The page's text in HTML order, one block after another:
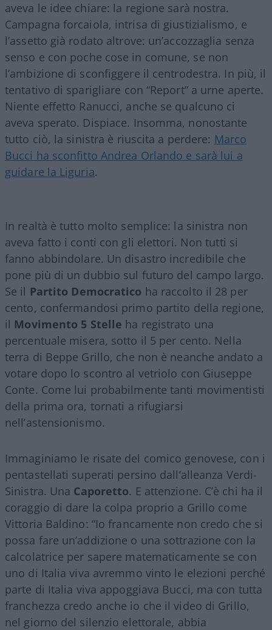
aveva le idee chiare: la regione sarà nostra.
Campagna forcaiola, intrisa di giustizialismo, e
l’assetto già rodato altrove: un’accozzaglia senza
senso e con poche cose in comune, se non
l’ambizione di sconfiggere il centrodestra. In più, il
tentativo di sparigliare con “Report” a urne aperte.
Niente effetto Ranucci, anche se qualcuno ci
aveva sperato. Dispiace. Insomma, nonostante
tutto ciò, la sinistra è riuscita a perdere: Marco
Bucci ha sconfitto Andrea Orlando e sarà lui a
guidare la Liguria.
In realtà è tutto molto semplice: la sinistra non
aveva fatto i conti con gli elettori. Non tutti si
fanno abbindolare. Un disastro incredibile che
pone più di un dubbio sul futuro del campo largo.
Se il Partito Democratico ha raccolto il 28 per
cento, confermandosi primo partito della regione,
il Movimento 5 Stelle ha registrato una
percentuale misera, sotto il 5 per cento. Nella
terra di Beppe Grillo, che non è neanche andato a
votare dopo lo scontro al vetriolo con Giuseppe
Conte. Come lui probabilmente tanti movimentisti
della prima ora, tornati a rifugiarsi
nell’astensionismo.
Immaginiamo le risate del comico genovese, con i
pentastellati superati persino dall’alleanza Verdi-
Sinistra. Una Caporetto. E attenzione. C’è chi ha il
coraggio di dare la colpa proprio a Grillo come
Vittoria Baldino: “Io francamente non credo che si
possa fare un’addizione o una sottrazione con la
calcolatrice per sapere matematicamente se con
uno di Italia viva avremmo vinto le elezioni perché
parte di Italia viva appoggiava Bucci, ma con tutta
franchezza credo anche io che il video di Grillo,
nel giorno del silenzio elettorale, abbia